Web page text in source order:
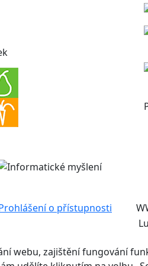
o přístupnosti
webu, zajištění fungování